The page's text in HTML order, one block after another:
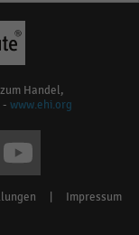
Handel,
- www.ehi.org
Impressum